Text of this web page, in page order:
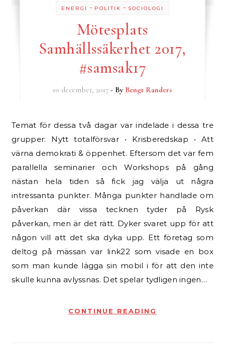
ENERGI - POLITIK - SOCIOLOGI
Mötesplats
Samhällssäkerhet 2017,
#samsak17
10 december, 2017 - By Bengt Randers
Temat för dessa två dagar var indelade i dessa tre
grupper: Nytt totalförsvar • Krisberedskap • Att
värna demokrati & öppenhet. Eftersom det var fem
parallella seminarier och Workshops på gång
nästan hela tiden så fick jag välja ut några
intressanta punkter. Många punkter handlade om
påverkan där vissa tecknen tyder på Rysk
påverkan, men är det rätt. Dyker svaret upp för att
någon vill att det ska dyka upp. Ett företag som
deltog på mässan var link22 som visade en box
som man kunde lägga sin mobil i för att den inte
skulle kunna avlyssnas. Det spelar tydligen ingen…
CONTINUE READING